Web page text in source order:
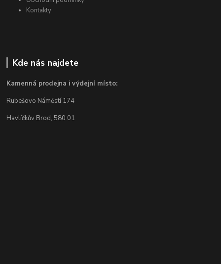
Kontakty
Kde nás najdete
Kamenná prodejna i výdejní místo:
Rubešovo Náměstí 174
Havlíčkův Brod, 580 01